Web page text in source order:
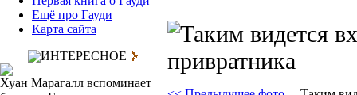
Ещё про Гауди
Карта сайта
ИНТЕРЕСНОЕ
Хуан Марагалл вспоминает